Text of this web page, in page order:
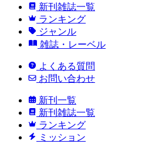
新刊雑誌一覧
ランキング
ジャンル
雑誌・レーベル
よくある質問
お問い合わせ
新刊一覧
新刊雑誌一覧
ランキング
ミッション